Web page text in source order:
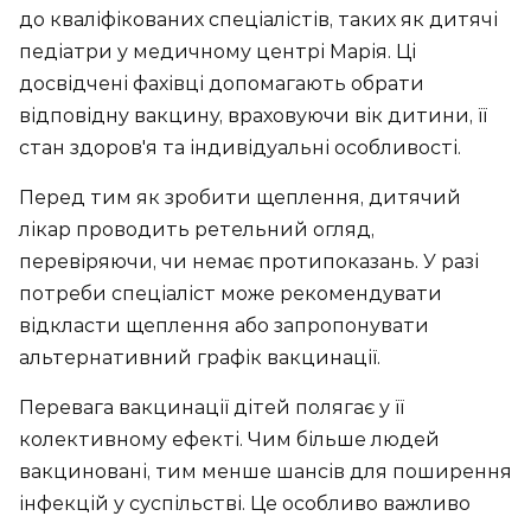
до кваліфікованих спеціалістів, таких як дитячі
педіатри у медичному центрі Марія. Ці
досвідчені фахівці допомагають обрати
відповідну вакцину, враховуючи вік дитини, її
стан здоров'я та індивідуальні особливості.
Перед тим як зробити щеплення, дитячий
лікар проводить ретельний огляд,
перевіряючи, чи немає протипоказань. У разі
потреби спеціаліст може рекомендувати
відкласти щеплення або запропонувати
альтернативний графік вакцинації.
Перевага вакцинації дітей полягає у її
колективному ефекті. Чим більше людей
вакциновані, тим менше шансів для поширення
інфекцій у суспільстві. Це особливо важливо